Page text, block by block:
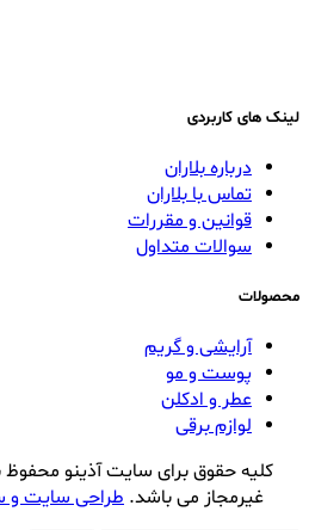
لینک های کاربردی
درباره بلاران
تماس با بلاران
قوانین و مقررات
سوالات متداول
محصولات
آرایشی و گریم
پوست و مو
عطر و ادکلن
لوازم برقی
کلیه حقوق برای سایت آذینو محفوظ
غیرمجاز می باشد. طراحی سایت و